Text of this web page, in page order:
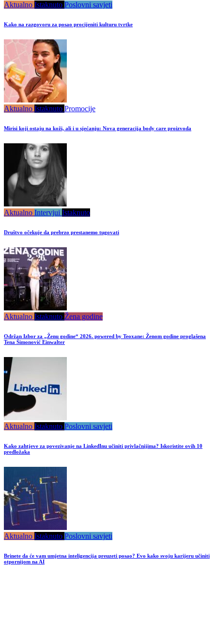
Aktualno Istaknuto Poslovni savjeti
Kako na razgovoru za posao procijeniti kulturu tvrtke
Aktualno Istaknuto Promocije
Mirisi koji ostaju na koži, ali i u sjećanju: Nova generacija body care proizvoda
Aktualno Intervjui Istaknuto
Društvo očekuje da prebrzo prestanemo tugovati
Aktualno Istaknuto Žena godine
Održan Izbor za „Ženu godine“ 2026. powered by Teoxane: Ženom godine proglašena
Tena Šimonović Einwalter
Aktualno Istaknuto Poslovni savjeti
Kako zahtjeve za povezivanje na LinkedInu učiniti privlačnijima? Iskoristite ovih 10
predložaka
Aktualno Istaknuto Poslovni savjeti
Brinete da će vam umjetna inteligencija preuzeti posao? Evo kako svoju karijeru učiniti
otpornijom na AI